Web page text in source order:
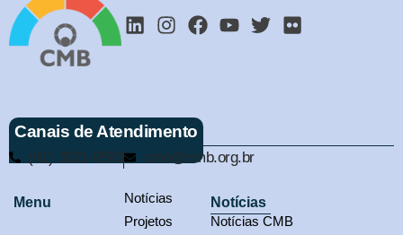
Canais de Atendimento
(61) 3321-9563 cmb@cmb.org.br
Menu
Notícias
Projetos
Notícias
Notícias CMB